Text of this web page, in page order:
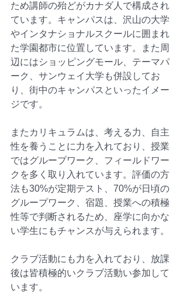
ため講師の殆どがカナダ人で構成され
ています。キャンパスは、沢山の大学
やインタナショナルスクールに囲まれ
た学園都市に位置しています。また周
辺にはショッピングモール、テーマパ
ーク、サンウェイ大学も併設してお
り、街中のキャンパスといったイメー
ジです。
またカリキュラムは、考える力、自主
性を養うことに力を入れており、授業
ではグループワーク、フィールドワー
クを多く取り入れています。評価の方
法も30%が定期テスト、70%が日頃の
グループワーク、宿題、授業への積極
性等で判断されるため、座学に向かな
い学生にもチャンスが与えられます。
クラブ活動にも力を入れており、放課
後は皆積極的いクラブ活動い参加して
います。